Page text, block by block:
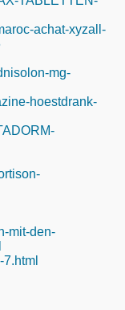
achat-xyzall-
mg-
hoestdrank-
mit-den-